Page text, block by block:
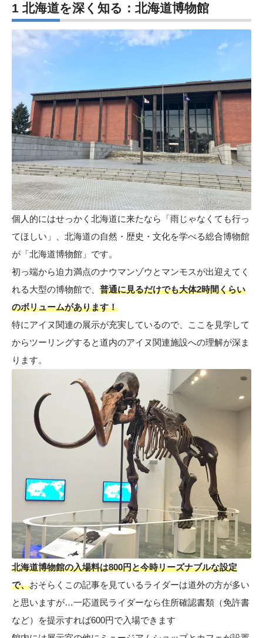
1 北海道を深く知る：北海道博物館
個人的にはせっかく北海道に来たなら「雨じゃなくても行っ
てほしい」、北海道の自然・歴史・文化を学べる総合博物館
が「北海道博物館」です。
初っ端から迫力満点のナウマンゾウとマンモスが出迎えてく
れる大型の博物館で、 普通に見るだけでも大体2時間くらい
のボリュームがあります！
特にアイヌ関連の展示が充実しているので、ここを見学して
からツーリングすると道内のアイヌ関連施設への理解が深ま
ります。
北海道博物館の入場料は800円と今時リーズナブルな設定
で、おそらくこの記事を見ているライダーは道外の方が多い
と思いますが…一応道民ライダーなら住所確認書類（免許書
など）を提示すれば600円で入場できます